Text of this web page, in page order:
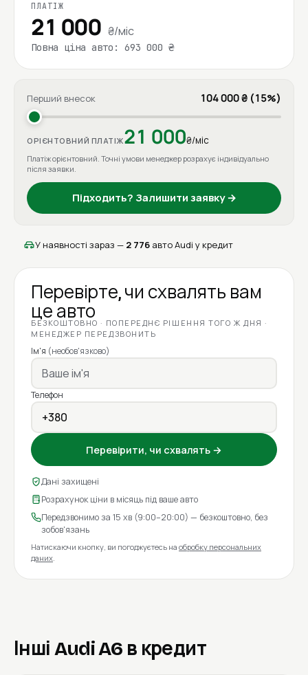
ПЛАТІЖ
21 000 ₴/міс
Повна ціна авто: 693 000 ₴
Перший внесок 104 000 ₴ (15%)
ОРІЄНТОВНИЙ ПЛАТІЖ21 000₴/міс
Платіж орієнтовний. Точні умови менеджер розрахує індивідуально
після заявки.
Підходить? Залишити заявку →
У наявності зараз — 2 776 авто Audi у кредит
Перевірте, чи схвалять вам
це авто
БЕЗКОШТОВНО · ПОПЕРЕДНЄ РІШЕННЯ ТОГО Ж ДНЯ ·
МЕНЕДЖЕР ПЕРЕДЗВОНИТЬ
Ім'я (необов'язково)
Телефон
Перевірити, чи схвалять →
Дані захищені
Розрахунок ціни в місяць під ваше авто
Передзвонимо за 15 хв (9:00–20:00) — безкоштовно, без
зобов'язань
Натискаючи кнопку, ви погоджуєтесь на обробку персональних
даних.
Інші Audi A6 в кредит